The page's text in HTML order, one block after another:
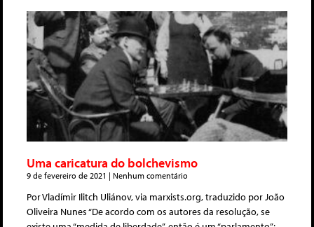
Uma caricatura do bolchevismo
9 de fevereiro de 2021 Nenhum comentário
Por Vladímir Ilitch Uliánov, via marxists.org, traduzido por João
Oliveira Nunes “De acordo com os autores da resolução, se